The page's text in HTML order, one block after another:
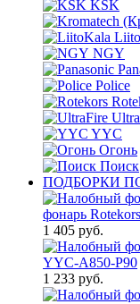
KSK
NGY
Police
YYC
Огонь
Поиск
ПОДБОРКИ
фонарь
1 405 руб.
YYC-A850-P90
1 233 руб.